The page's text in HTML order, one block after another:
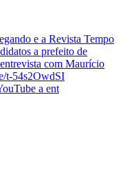
a ent